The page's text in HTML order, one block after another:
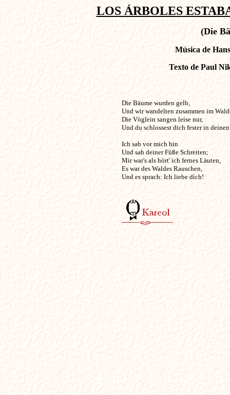
LOS ÁRBOLES
(Die
Música de
Texto de Paul
Die Bäume wurden
Und wir wandelten zusammen im
Die Vöglein sangen leise nur,
Und du schlossest dich fester in
Ich sah vor mich hin
Und sah deiner Füße Schreiten;
Mir war's als hört' ich fernes Läuten,
Es war des Waldes Rauschen,
Und es sprach: Ich liebe dich!